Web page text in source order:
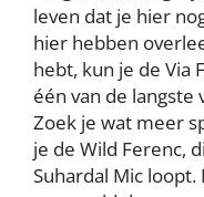
leven dat je hier
hier hebben
hebt, kun je de Via
één van de langste
Zoek je wat meer
je de Wild Ferenc,
Suhardal Mic